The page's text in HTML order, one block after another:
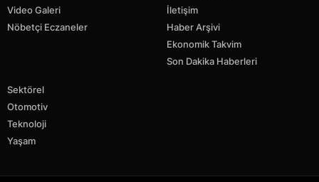
Video Galeri
Nöbetçi Eczaneler
İletişim
Haber Arşivi
Ekonomik Takvim
Son Dakika Haberleri
Sektörel
Otomotiv
Teknoloji
Yaşam